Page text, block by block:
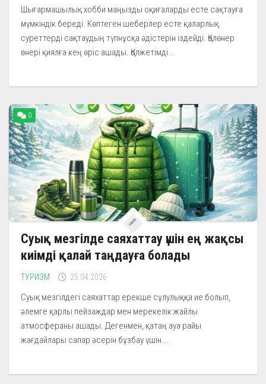
Шығармашылық хобби маңызды оқиғаларды есте сақтауға
мүмкіндік береді. Көптеген шеберлер есте қаларлық
суреттерді сақтаудың түпнұсқа әдістерін іздейді. Қолөнер
өнері қиялға кең өріс ашады. Қолжетімді...
0
Суық мезгілде саяхаттау үшін ең жақсы
киімді қалай таңдауға болады
ТУРИЗМ 25.04.2026
Суық мезгілдегі саяхаттар ерекше сұлулыққа ие болып,
әлемге қарлы пейзаждар мен мерекелік жайлы
атмосфераны ашады. Дегенмен, қатаң ауа райы
жағдайлары сапар әсерін бұзбау үшін...